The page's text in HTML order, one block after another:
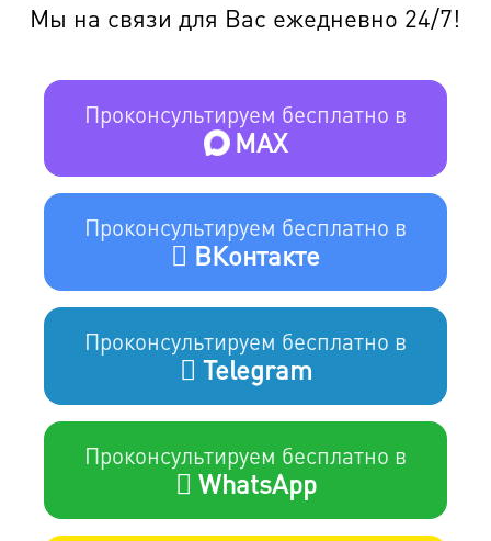
Мы на связи для Вас ежедневно 24/7!
Проконсультируем бесплатно в
MAX
Проконсультируем бесплатно в
ВКонтакте
Проконсультируем бесплатно в
Telegram
Проконсультируем бесплатно в
WhatsApp